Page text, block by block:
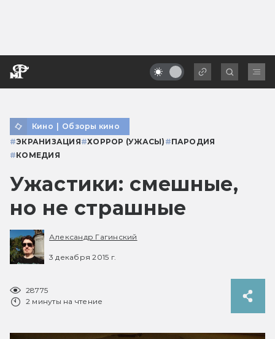
Кино | Обзоры кино
#ЭКРАНИЗАЦИЯ#ХОРРОР (УЖАСЫ) #ПАРОДИЯ
#КОМЕДИЯ
Ужастики: смешные,
но не страшные
Александр Гагинский
3 декабря 2015 г.
28775
2 минуты на чтение